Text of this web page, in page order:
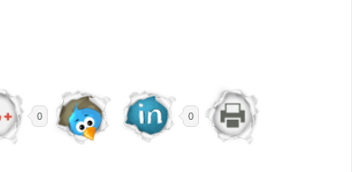
0 0